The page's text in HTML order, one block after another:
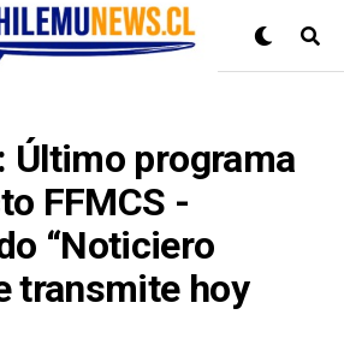
Último programa
FFMCS -
“Noticiero
transmite hoy